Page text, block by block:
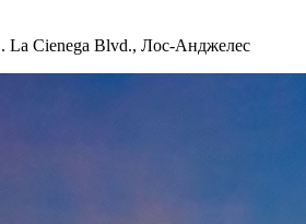
La Cienega Blvd., Лос-Анджелес